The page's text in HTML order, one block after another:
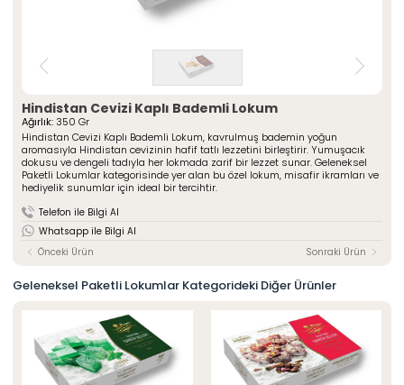
Kurumsal
» Hakkımızda
» Üretim Serüveni
» Mağazalarımız
MULTIMEDYA
» Online Katalog
» Foto Galeri
Bize Ulaşın
» Çikolata Kaplı Lokumlar
» Cezeryeler
» Special Lokumlar
» Sucuk Lokumlar
» Special Paketli Lokumlar
» Geleneksel Paketli Lokumlar
Special Paketli Lokumlar
ŞEKERLEME
Hakkımızda
Üretim Serüveni
Kalite Politikamız
Foto Galeri
Kariyer
Hindistan Cevizi Kaplı Bademli Lokum
Ağırlık: 350 Gr
Hindistan Cevizi Kaplı Bademli Lokum, kavrulmuş bademin yoğun
aromasıyla Hindistan cevizinin hafif tatlı lezzetini birleştirir. Yumuşacık
dokusu ve dengeli tadıyla her lokmada zarif bir lezzet sunar. Geleneksel
Paketli Lokumlar kategorisinde yer alan bu özel lokum, misafir ikramları ve
hediyelik sunumlar için ideal bir tercihtir.
Telefon ile Bilgi Al
Whatsapp ile Bilgi Al
Önceki Ürün
Sonraki Ürün
Geleneksel Paketli Lokumlar Kategorideki Diğer Ürünler